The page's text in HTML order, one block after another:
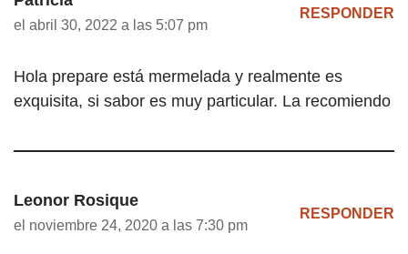
el abril 30, 2022 a las 5:07 pm
RESPONDER
Hola prepare está mermelada y realmente es
exquisita, si sabor es muy particular. La recomiendo
Leonor Rosique
el noviembre 24, 2020 a las 7:30 pm
RESPONDER